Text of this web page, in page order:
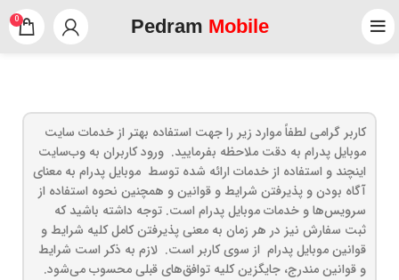
Pedram Mobile
0
کاربر گرامی لطفاً موارد زیر را جهت استفاده بهتر از خدمات سایت
موبایل پدرام به دقت ملاحظه بفرمایید. ورود کاربران به وب‏‌سایت
اینچند و استفاده از خدمات ارائه شده توسط موبایل پدرام به معنای
آگاه بودن و پذیرفتن شرایط و قوانین و همچنین نحوه استفاده از
سرویس‌‏ها و خدمات موبایل پدرام است. توجه داشته باشید که
ثبت سفارش نیز در هر زمان به معنی پذیرفتن کامل کلیه شرایط و
قوانین موبایل پدرام از سوی کاربر است. لازم به ذکر است شرایط
و قوانین مندرج، جایگزین کلیه توافق‏‌های قبلی محسوب می‏‌شود.